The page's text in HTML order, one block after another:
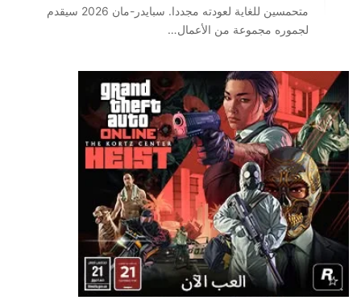
متحمسين للغاية لعودته مجددا. سبايدر-مان 2026 سيقدم
لجموره مجموعة من الأعمال…